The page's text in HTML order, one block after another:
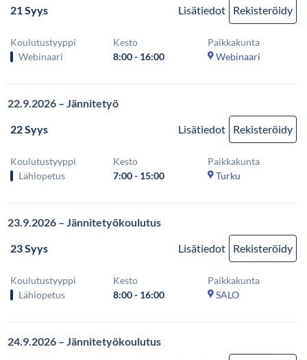
21 Syys
Lisätiedot Rekisteröidy
Koulutustyyppi
Webinaari
Kesto
8:00 - 16:00
Paikkakunta
Webinaari
22.9.2026 – Jännitetyö
22 Syys
Lisätiedot Rekisteröidy
Koulutustyyppi
Lähiopetus
Kesto
7:00 - 15:00
Paikkakunta
Turku
23.9.2026 – Jännitetyökoulutus
23 Syys
Lisätiedot Rekisteröidy
Koulutustyyppi
Lähiopetus
Kesto
8:00 - 16:00
Paikkakunta
SALO
24.9.2026 – Jännitetyökoulutus